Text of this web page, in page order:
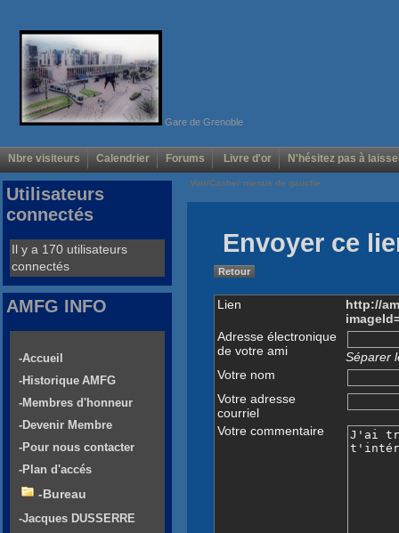
Gare de Grenoble
Nbre visiteurs Calendrier Forums Livre d'or N'hésitez pas à
Voir/Cacher menus de gauche
Envoyer ce
Retour
Lien
http://
Adresse électronique
de votre ami
Séparer
Votre nom
Votre adresse
courriel
Votre commentaire
Utilisateurs
connectés
Il y a 170 utilisateurs
connectés
AMFG INFO
-Accueil
-Historique AMFG
-Membres d'honneur
-Devenir Membre
-Pour nous contacter
-Plan d'accés
-Bureau
-Jacques DUSSERRE